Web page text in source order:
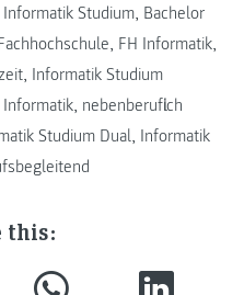
Informatik Studium, Bachelor
, FH Informatik,
, Informatik Studium
Informatik, nebenberuflich
Studium Dual, Informatik
this: